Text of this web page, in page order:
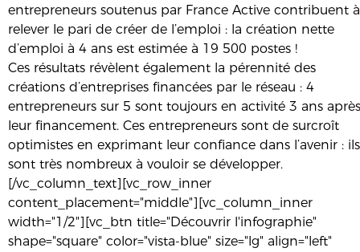
entrepreneurs soutenus par France Active contribuent à
relever le pari de créer de l’emploi : la création nette
d’emploi à 4 ans est estimée à 19 500 postes !
Ces résultats révèlent également la pérennité des
créations d’entreprises financées par le réseau : 4
entrepreneurs sur 5 sont toujours en activité 3 ans après
leur financement. Ces entrepreneurs sont de surcroît
optimistes en exprimant leur confiance dans l’avenir : ils
sont très nombreux à vouloir se développer.
[/vc_column_text][vc_row_inner
content_placement="middle"][vc_column_inner
width="1/2"][vc_btn title="Découvrir l'infographie"
shape="square" color="vista-blue" size="lg" align="left"